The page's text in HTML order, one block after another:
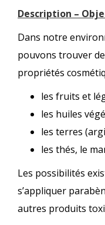
Description –
Dans notre
pouvons trouver
propriétés
les fruits et
les huiles
les terres
les thés, le
Les possibilités
s’appliquer
autres produits